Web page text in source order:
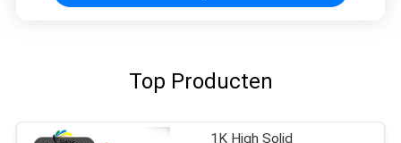
Top Producten
1K High Solid